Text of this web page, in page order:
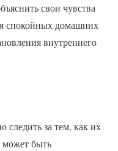
свои чувства
спокойных домашних
внутреннего
следить за тем, как их
быть